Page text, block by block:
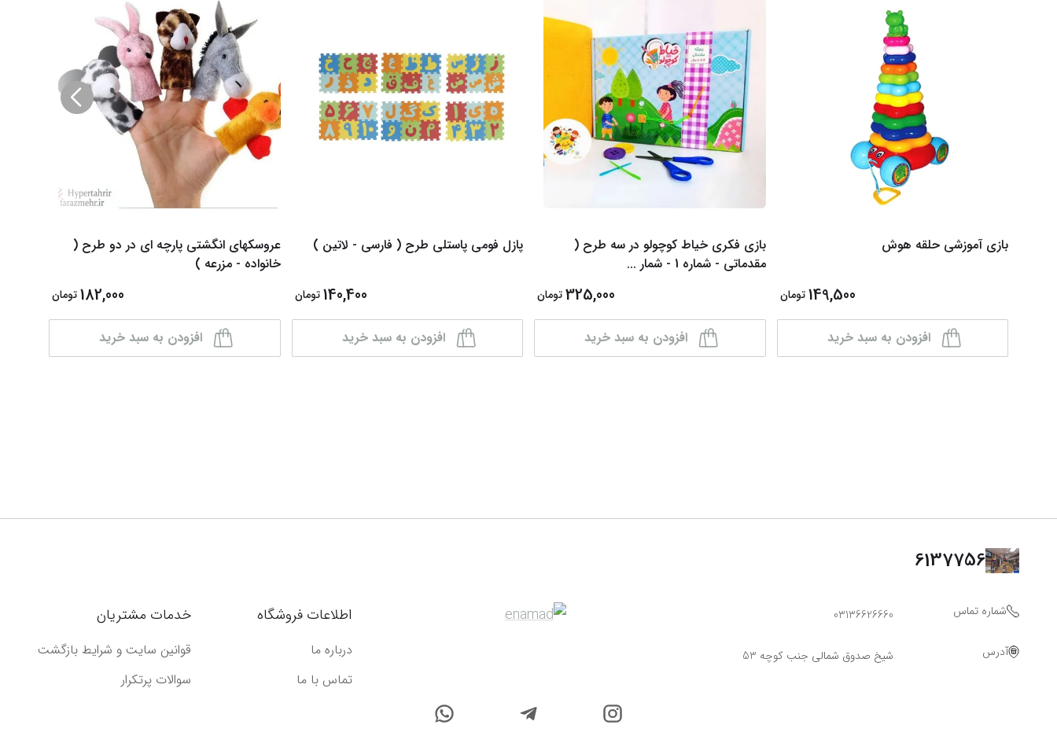
بازی آموزشی حلقه هوش
149,500 تومان
افزودن به سبد خرید
بازی فکری خیاط کوچولو در سه طرح (
مقدماتی - شماره 1 - شمار
...
325,000تومان
افزودن به سبد خرید
پازل فومی پاستلی طرح ( فارسی - لاتین )
140,400 تومان
افزودن به سبد خرید
عروسکهای انگشتی پارچه ای در دو طرح (
خانواده - مزرعه )
182,000تومان
افزودن به سبد خرید
6137756
شماره تماس 03136626660
آدرس شیخ صدوق شمالی جنب کوچه 53
اطلاعات فروشگاه
درباره ما
تماس با ما
خدمات مشتریان
قوانین سایت و شرایط بازگشت
سوالات پرتکرار